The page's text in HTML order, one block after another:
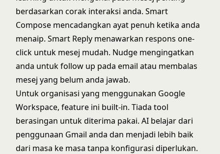
berdasarkan corak interaksi anda. Smart
Compose mencadangkan ayat penuh ketika anda
menaip. Smart Reply menawarkan respons one-
click untuk mesej mudah. Nudge mengingatkan
anda untuk follow up pada email atau membalas
mesej yang belum anda jawab.
Untuk organisasi yang menggunakan Google
Workspace, feature ini built-in. Tiada tool
berasingan untuk diterima pakai. AI belajar dari
penggunaan Gmail anda dan menjadi lebih baik
dari masa ke masa tanpa konfigurasi diperlukan.